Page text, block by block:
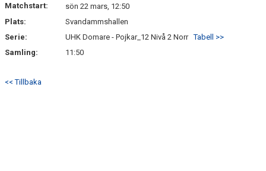
Matchstart:
sön 22 mars, 12:50
Plats:
Svandammshallen
Serie:
UHK Domare - Pojkar_12 Nivå 2 NorrTabell >>
Samling:
11:50
<< Tillbaka